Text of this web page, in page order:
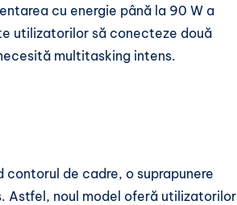
cu energie până la 90 W a
utilizatorilor să conecteze două
multitasking intens.
de cadre, o suprapunere
Astfel, noul model oferă utilizatorilor